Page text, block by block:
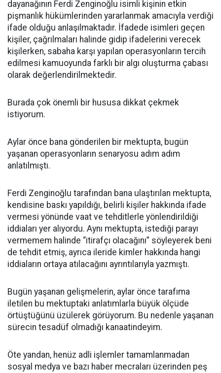
dayanağının Ferdi Zenginoğlu isimli kişinin etkin
pişmanlık hükümlerinden yararlanmak amacıyla verdiği
ifade olduğu anlaşılmaktadır. İfadede isimleri geçen
kişiler, çağrılmaları halinde gidip ifadelerini verecek
kişilerken, sabaha karşı yapılan operasyonların tercih
edilmesi kamuoyunda farklı bir algı oluşturma çabası
olarak değerlendirilmektedir.
Burada çok önemli bir hususa dikkat çekmek
istiyorum.
Aylar önce bana gönderilen bir mektupta, bugün
yaşanan operasyonların senaryosu adım adım
anlatılmıştı.
Ferdi Zenginoğlu tarafından bana ulaştırılan mektupta,
kendisine baskı yapıldığı, belirli kişiler hakkında ifade
vermesi yönünde vaat ve tehditlerle yönlendirildiği
iddiaları yer alıyordu. Aynı mektupta, istediği parayı
vermemem halinde “itirafçı olacağını” söyleyerek beni
de tehdit etmiş, ayrıca ileride kimler hakkında hangi
iddiaların ortaya atılacağını ayrıntılarıyla yazmıştı.
Bugün yaşanan gelişmelerin, aylar önce tarafıma
iletilen bu mektuptaki anlatımlarla büyük ölçüde
örtüştüğünü üzülerek görüyorum. Bu nedenle yaşanan
sürecin tesadüf olmadığı kanaatindeyim.
Öte yandan, henüz adli işlemler tamamlanmadan
sosyal medya ve bazı haber mecraları üzerinden peş